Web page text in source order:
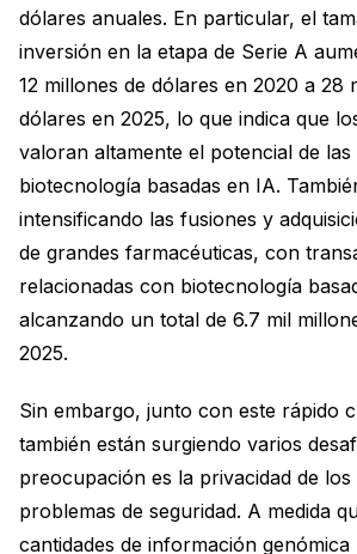
dólares anuales. En particular, el
inversión en la etapa de Serie A
12 millones de dólares en 2020 a 28
dólares en 2025, lo que indica que
valoran altamente el potencial de las
biotecnología basadas en IA.
intensificando las fusiones y
de grandes farmacéuticas, con
relacionadas con biotecnología
alcanzando un total de 6.7 mil
2025.
Sin embargo, junto con este rápido
también están surgiendo varios
preocupación es la privacidad de los
problemas de seguridad. A medida
cantidades de información